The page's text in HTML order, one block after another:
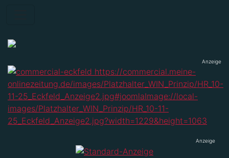
Anzeige
Anzeige